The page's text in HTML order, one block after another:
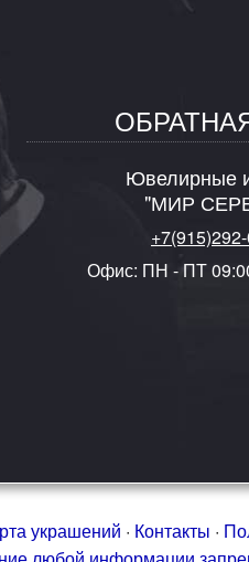
Ювелирные
"МИР
Офис: ПН - ПТ
украшений · Контакты ·